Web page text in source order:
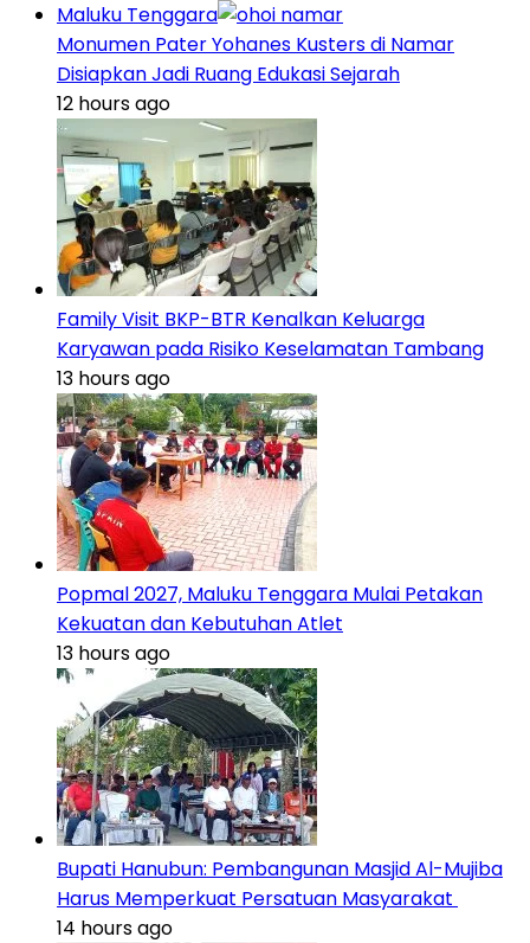
Maluku Tenggara
Monumen Pater Yohanes Kusters di Namar
Disiapkan Jadi Ruang Edukasi Sejarah
12 hours ago
Family Visit BKP-BTR Kenalkan Keluarga
Karyawan pada Risiko Keselamatan Tambang
13 hours ago
Popmal 2027, Maluku Tenggara Mulai Petakan
Kekuatan dan Kebutuhan Atlet
13 hours ago
Bupati Hanubun: Pembangunan Masjid Al-Mujiba
Harus Memperkuat Persatuan Masyarakat
14 hours ago